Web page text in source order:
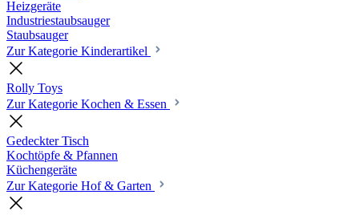
Heizgeräte
Industriestaubsauger
Staubsauger
Zur Kategorie Kinderartikel
Rolly Toys
Zur Kategorie Kochen & Essen
Gedeckter Tisch
Kochtöpfe & Pfannen
Küchengeräte
Zur Kategorie Hof & Garten